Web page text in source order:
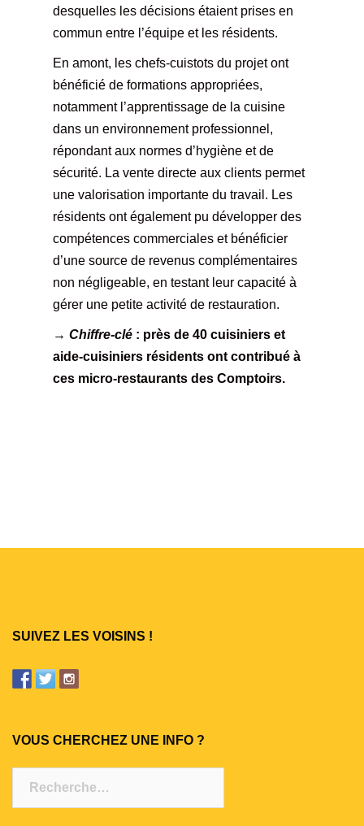
desquelles les décisions étaient prises en
commun entre l’équipe et les résidents.
En amont, les chefs-cuistots du projet ont
bénéficié de formations appropriées,
notamment l’apprentissage de la cuisine
dans un environnement professionnel,
répondant aux normes d’hygiène et de
sécurité. La vente directe aux clients permet
une valorisation importante du travail. Les
résidents ont également pu développer des
compétences commerciales et bénéficier
d’une source de revenus complémentaires
non négligeable, en testant leur capacité à
gérer une petite activité de restauration.
→ Chiffre-clé : près de 40 cuisiniers et
aide-cuisiniers résidents ont contribué à
ces micro-restaurants des Comptoirs.
SUIVEZ LES VOISINS !
VOUS CHERCHEZ UNE INFO ?